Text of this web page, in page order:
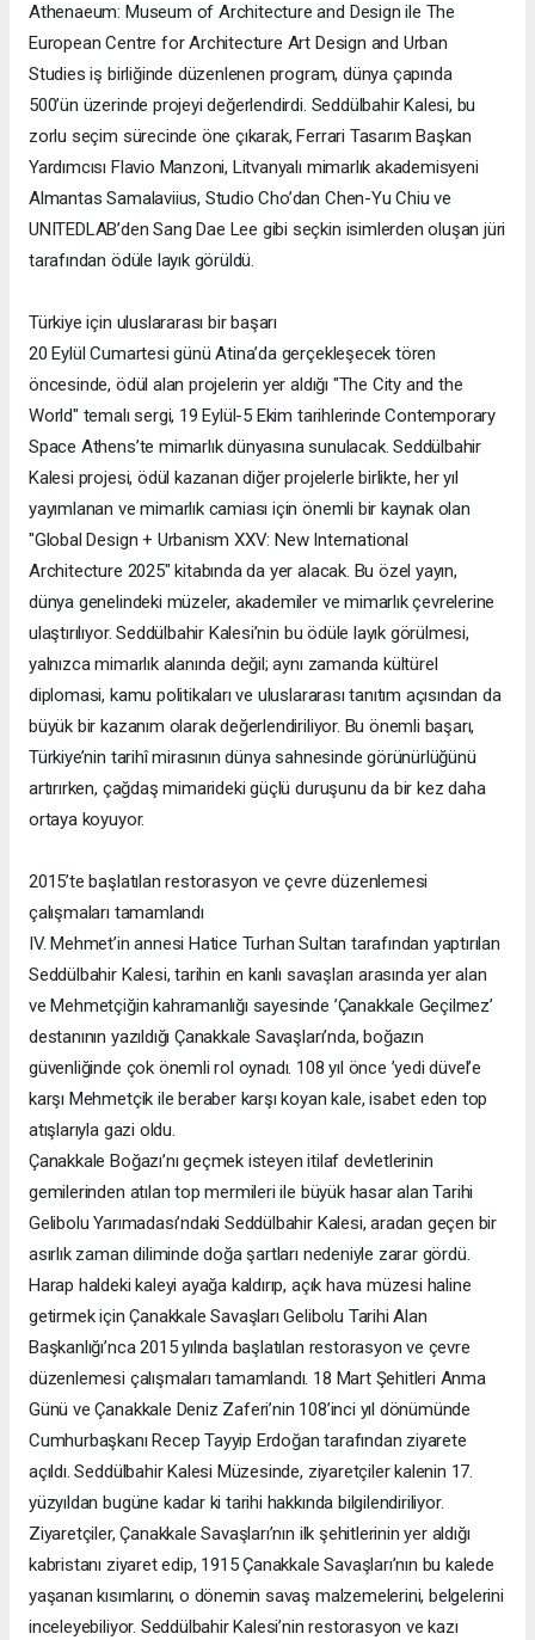
Athenaeum: Museum of Architecture and Design ile The
European Centre for Architecture Art Design and Urban
Studies iş birliğinde düzenlenen program, dünya çapında
500’ün üzerinde projeyi değerlendirdi. Seddülbahir Kalesi, bu
zorlu seçim sürecinde öne çıkarak, Ferrari Tasarım Başkan
Yardımcısı Flavio Manzoni, Litvanyalı mimarlık akademisyeni
Almantas Samalaviius, Studio Cho’dan Chen-Yu Chiu ve
UNITEDLAB’den Sang Dae Lee gibi seçkin isimlerden oluşan jüri
tarafından ödüle layık görüldü.
Türkiye için uluslararası bir başarı
20 Eylül Cumartesi günü Atina’da gerçekleşecek tören
öncesinde, ödül alan projelerin yer aldığı "The City and the
World" temalı sergi, 19 Eylül-5 Ekim tarihlerinde Contemporary
Space Athens’te mimarlık dünyasına sunulacak. Seddülbahir
Kalesi projesi, ödül kazanan diğer projelerle birlikte, her yıl
yayımlanan ve mimarlık camiası için önemli bir kaynak olan
"Global Design + Urbanism XXV: New International
Architecture 2025" kitabında da yer alacak. Bu özel yayın,
dünya genelindeki müzeler, akademiler ve mimarlık çevrelerine
ulaştırılıyor. Seddülbahir Kalesi’nin bu ödüle layık görülmesi,
yalnızca mimarlık alanında değil; aynı zamanda kültürel
diplomasi, kamu politikaları ve uluslararası tanıtım açısından da
büyük bir kazanım olarak değerlendiriliyor. Bu önemli başarı,
Türkiye’nin tarihî mirasının dünya sahnesinde görünürlüğünü
artırırken, çağdaş mimarideki güçlü duruşunu da bir kez daha
ortaya koyuyor.
2015’te başlatılan restorasyon ve çevre düzenlemesi
çalışmaları tamamlandı
IV. Mehmet’in annesi Hatice Turhan Sultan tarafından yaptırılan
Seddülbahir Kalesi, tarihin en kanlı savaşları arasında yer alan
ve Mehmetçiğin kahramanlığı sayesinde ’Çanakkale Geçilmez’
destanının yazıldığı Çanakkale Savaşları’nda, boğazın
güvenliğinde çok önemli rol oynadı. 108 yıl önce ’yedi düvel’e
karşı Mehmetçik ile beraber karşı koyan kale, isabet eden top
atışlarıyla gazi oldu.
Çanakkale Boğazı’nı geçmek isteyen itilaf devletlerinin
gemilerinden atılan top mermileri ile büyük hasar alan Tarihi
Gelibolu Yarımadası’ndaki Seddülbahir Kalesi, aradan geçen bir
asırlık zaman diliminde doğa şartları nedeniyle zarar gördü.
Harap haldeki kaleyi ayağa kaldırıp, açık hava müzesi haline
getirmek için Çanakkale Savaşları Gelibolu Tarihi Alan
Başkanlığı’nca 2015 yılında başlatılan restorasyon ve çevre
düzenlemesi çalışmaları tamamlandı. 18 Mart Şehitleri Anma
Günü ve Çanakkale Deniz Zaferi’nin 108’inci yıl dönümünde
Cumhurbaşkanı Recep Tayyip Erdoğan tarafından ziyarete
açıldı. Seddülbahir Kalesi Müzesinde, ziyaretçiler kalenin 17.
yüzyıldan bugüne kadar ki tarihi hakkında bilgilendiriliyor.
Ziyaretçiler, Çanakkale Savaşları’nın ilk şehitlerinin yer aldığı
kabristanı ziyaret edip, 1915 Çanakkale Savaşları’nın bu kalede
yaşanan kısımlarını, o dönemin savaş malzemelerini, belgelerini
inceleyebiliyor. Seddülbahir Kalesi’nin restorasyon ve kazı